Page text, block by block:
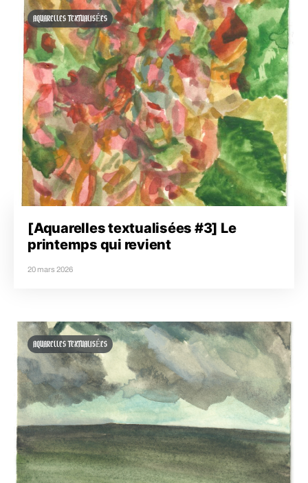
AQUARELLES TEXTUALISÉES
[Aquarelles textualisées #3] Le
printemps qui revient
20 mars 2026
AQUARELLES TEXTUALISÉES